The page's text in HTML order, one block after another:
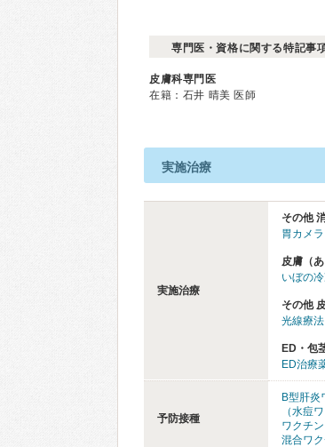
専門医・資格に関する特記事
皮膚科専門医
在籍：石井 晴美 医師
実施治療
実施治療
その他
胃カメ
皮膚（
いぼの
その他
光線療
ED・包
ED治療
予防接種
B型肝炎
（水痘
ワクチン
混合ワ